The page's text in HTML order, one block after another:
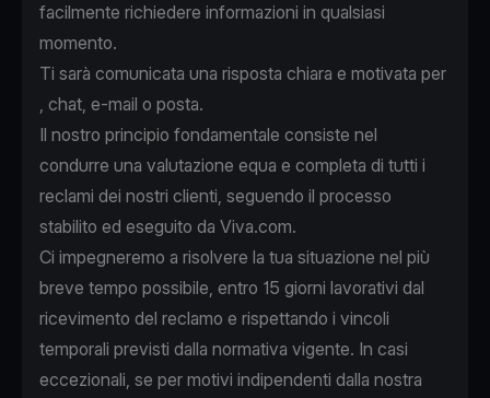
facilmente richiedere informazioni in qualsiasi
momento.
Ti sarà comunicata una risposta chiara e motivata per
, chat, e-mail o posta.
Il nostro principio fondamentale consiste nel
condurre una valutazione equa e completa di tutti i
reclami dei nostri clienti, seguendo il processo
stabilito ed eseguito da Viva.com.
Ci impegneremo a risolvere la tua situazione nel più
breve tempo possibile, entro 15 giorni lavorativi dal
ricevimento del reclamo e rispettando i vincoli
temporali previsti dalla normativa vigente. In casi
eccezionali, se per motivi indipendenti dalla nostra